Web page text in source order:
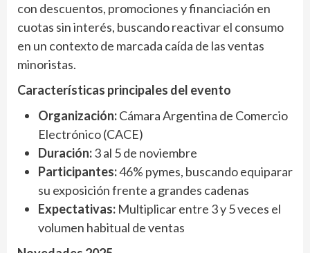
con descuentos, promociones y financiación en
cuotas sin interés, buscando reactivar el consumo
en un contexto de marcada caída de las ventas
minoristas.
Características principales del evento
Organización:Cámara Argentina de Comercio
Electrónico (CACE)
Duración:3 al 5 de noviembre
Participantes:46% pymes, buscando equiparar
su exposición frente a grandes cadenas
Expectativas: Multiplicar entre 3 y 5 veces el
volumen habitual de ventas